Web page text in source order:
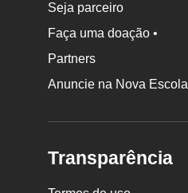
Seja parceiro
Faça uma doação •
Partners
Anuncie na Nova Escola
Transparência